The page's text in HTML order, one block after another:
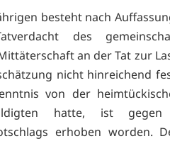
besteht nach
des
an der Tat zur
nicht hinreichend
von der
hatte, ist
erhoben worden.